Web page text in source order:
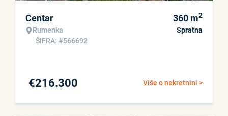
Centar
Rumenka
ŠIFRA: #566692
360 m2
Spratna
Više o nekretnini >
€216.300